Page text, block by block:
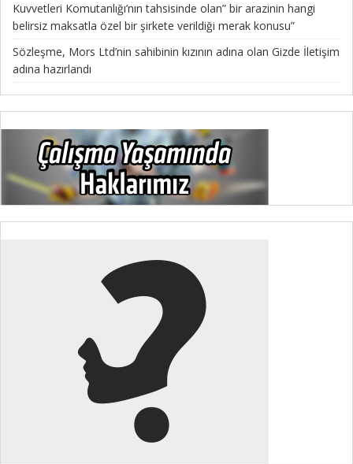
Kuvvetleri Komutanlığı’nın tahsisinde olan” bir arazinin hangi
belirsiz maksatla özel bir şirkete verildiği merak konusu”
Sözleşme, Mors Ltd’nin sahibinin kızının adına olan Gizde İletişim
adına hazırlandı